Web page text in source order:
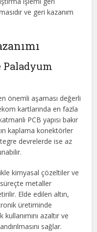
ve geri kazanım
Paladyum
önemli aşaması değerli
kartlarında en fazla
PCB yapısı bakır
kaplama konektörler
devrelerde ise az
kimyasal çözeltiler ve
metaller
Elde edilen altın,
üretiminde
azaltır ve
sağlar.